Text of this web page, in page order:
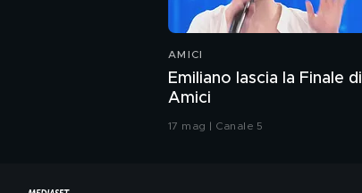
AMICI
Emiliano lascia la Finale di
Amici
17 mag | Canale 5